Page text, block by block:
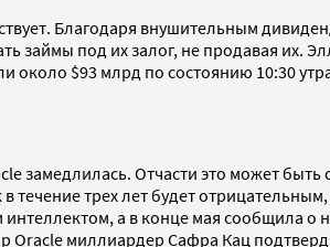
Благодаря внушительным
займы под их залог, не продавая
около $93 млрд по состоянию 10:30
замедлилась. Отчасти это может
течение трех лет будет
а в конце мая сообщила
Oracle миллиардер Сафра Кац